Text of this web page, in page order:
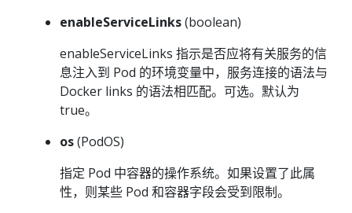
enableServiceLinks(boolean)
enableServiceLinks 指示是否应将有关服务的信
息注入到 Pod 的环境变量中，服务连接的语法与
Docker links 的语法相匹配。可选。默认为
true。
os(PodOS)
指定 Pod 中容器的操作系统。如果设置了此属
性，则某些 Pod 和容器字段会受到限制。